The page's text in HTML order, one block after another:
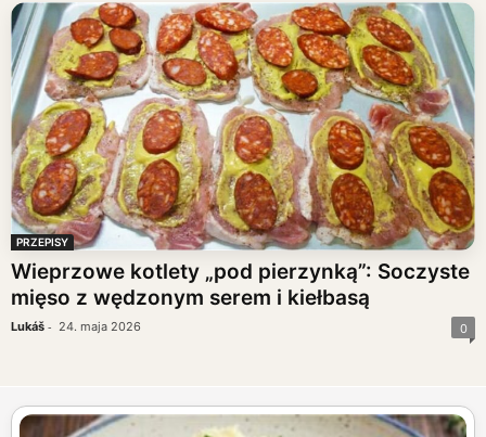
PRZEPISY
Wieprzowe kotlety „pod pierzynką”: Soczyste
mięso z wędzonym serem i kiełbasą
Lukáš - 24. maja 2026 0